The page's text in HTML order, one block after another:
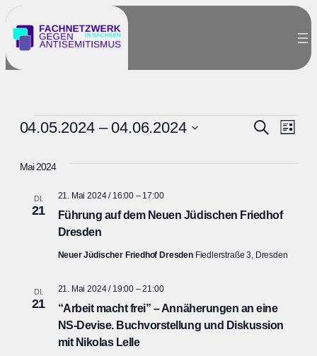
Veranstaltungen
Suche
Suche
Liste
04.05.2024 – 04.06.2024
wählen.
Mai 2024
DI.
21
Führung auf dem Neuen Jüdischen Friedhof
Dresden
21. Mai 2024 / 16:00 – 17:00
Neuer Jüdischer Friedhof Dresden Fiedlerstraße 3, Dresden
DI.
21
“Arbeit macht frei” – Annäherungen an eine
NS-Devise. Buchvorstellung und Diskussion
mit Nikolas Lelle
21. Mai 2024 / 19:00 –21:00